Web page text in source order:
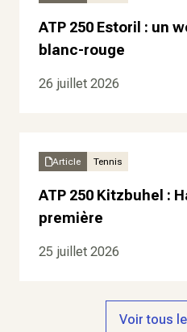
ATP 250 Estoril : un
blanc-rouge
26 juillet 2026
Article Tennis
ATP 250 Kitzbuhel :
première
25 juillet 2026
Voir tous